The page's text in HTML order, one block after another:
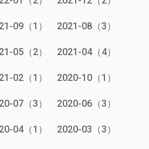
09（1） 2021-08（3）
05（2） 2021-04（4）
02（1） 2020-10（1）
07（3） 2020-06（3）
04（1） 2020-03（3）